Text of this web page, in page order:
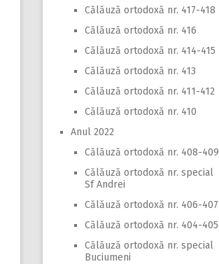
Călăuză ortodoxă nr. 417-418
Călăuză ortodoxă nr. 416
Călăuză ortodoxă nr. 414-415
Călăuză ortodoxă nr. 413
Călăuză ortodoxă nr. 411-412
Călăuză ortodoxă nr. 410
Anul 2022
Călăuză ortodoxă nr. 408-409
Călăuză ortodoxă nr. special
Sf Andrei
Călăuză ortodoxă nr. 406-407
Călăuză ortodoxă nr. 404-405
Călăuză ortodoxă nr. special
Buciumeni